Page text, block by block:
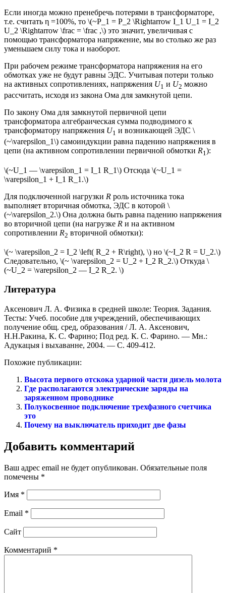
Если иногда можно пренебречь потерями в трансформаторе,
т.е. считать η =100%, то \(~P_1 = P_2 \Rightarrow I_1 U_1 = I_2
U_2 \Rightarrow \frac = \frac ,\) это значит, увеличивая с
помощью трансформатора напряжение, мы во столько же раз
уменьшаем силу тока и наоборот.
При рабочем режиме трансформатора напряжения на его
обмотках уже не будут равны ЭДС. Учитывая потери только
на активных сопротивлениях, напряжения U1 и U2 можно
рассчитать, исходя из закона Ома для замкнутой цепи.
По закону Ома для замкнутой первичной цепи
трансформатора алгебраическая сумма подводимого к
трансформатору напряжения U1 и возникающей ЭДС \
(~\varepsilon_1\) самоиндукции равна падению напряжения в
цепи (на активном сопротивлении первичной обмотки R1):
\(~U_1 — \varepsilon_1 = I_1 R_1\) Отсюда \(~U_1 =
\varepsilon_1 + I_1 R_1.\)
Для подключенной нагрузки R роль источника тока
выполняет вторичная обмотка, ЭДС в которой \
(~\varepsilon_2.\) Она должна быть равна падению напряжения
во вторичной цепи (на нагрузке R и на активном
сопротивлении R2 вторичной обмотки):
\(~ \varepsilon_2 = I_2 \left( R_2 + R\right), \) но \(~I_2 R = U_2.\)
Следовательно, \(~ \varepsilon_2 = U_2 + I_2 R_2.\) Откуда \
(~U_2 = \varepsilon_2 — I_2 R_2. \)
Литература
Аксенович Л. А. Физика в средней школе: Теория. Задания.
Тесты: Учеб. пособие для учреждений, обеспечивающих
получение общ. сред, образования / Л. А. Аксенович,
Н.Н.Ракина, К. С. Фарино; Под ред. К. С. Фарино. — Мн.:
Адукацыя i выхаванне, 2004. — C. 409-412.
Похожие публикации:
Высота первого отскока ударной части дизель молота
Где располагаются электрические заряды на
заряженном проводнике
Полукосвенное подключение трехфазного счетчика
это
Почему на выключатель приходит две фазы
Добавить комментарий
Ваш адрес email не будет опубликован. Обязательные поля
помечены *
Имя *
Email *
Сайт
Комментарий *